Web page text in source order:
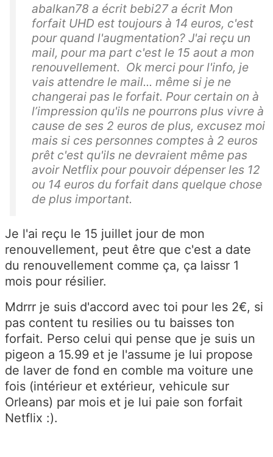
abalkan78 a écrit bebi27 a écrit Mon
forfait UHD est toujours à 14 euros, c'est
pour quand l'augmentation? J'ai reçu un
mail, pour ma part c'est le 15 aout a mon
renouvellement. Ok merci pour l'info, je
vais attendre le mail... même si je ne
changerai pas le forfait. Pour certain on à
l’impression qu'ils ne pourrons plus vivre à
cause de ses 2 euros de plus, excusez moi
mais si ces personnes comptes à 2 euros
prêt c'est qu'ils ne devraient même pas
avoir Netflix pour pouvoir dépenser les 12
ou 14 euros du forfait dans quelque chose
de plus important.
Je l'ai reçu le 15 juillet jour de mon
renouvellement, peut être que c'est a date
du renouvellement comme ça, ça laissr 1
mois pour résilier.
Mdrrr je suis d'accord avec toi pour les 2€, si
pas content tu resilies ou tu baisses ton
forfait. Perso celui qui pense que je suis un
pigeon a 15.99 et je l'assume je lui propose
de laver de fond en comble ma voiture une
fois (intérieur et extérieur, vehicule sur
Orleans) par mois et je lui paie son forfait
Netflix :).